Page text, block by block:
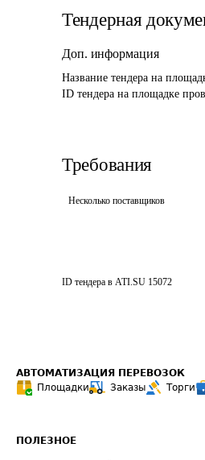
Тендерная
Доп. информация
Название тендера на
ID тендера на площадке
Требования
Несколько поставщиков
ID тендера в ATI.SU 15072
АВТОМАТИЗАЦИЯ ПЕРЕВОЗОК
Площадки
Заказы Торги
ПОЛЕЗНОЕ